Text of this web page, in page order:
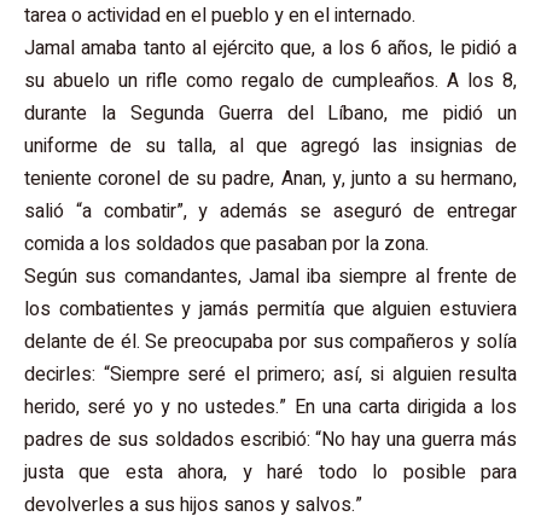
tarea o actividad en el pueblo y en el internado.
Jamal amaba tanto al ejército que, a los 6 años, le pidió a
su abuelo un rifle como regalo de cumpleaños. A los 8,
durante la Segunda Guerra del Líbano, me pidió un
uniforme de su talla, al que agregó las insignias de
teniente coronel de su padre, Anan, y, junto a su hermano,
salió “a combatir”, y además se aseguró de entregar
comida a los soldados que pasaban por la zona.
Según sus comandantes, Jamal iba siempre al frente de
los combatientes y jamás permitía que alguien estuviera
delante de él. Se preocupaba por sus compañeros y solía
decirles: “Siempre seré el primero; así, si alguien resulta
herido, seré yo y no ustedes.” En una carta dirigida a los
padres de sus soldados escribió: “No hay una guerra más
justa que esta ahora, y haré todo lo posible para
devolverles a sus hijos sanos y salvos.”